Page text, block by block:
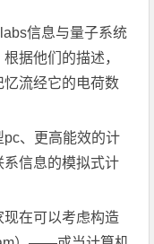
信息与量子系统
据他们的描述，
流经它的电荷数
、更高能效的计
信息的模拟式计
在可以考虑构造